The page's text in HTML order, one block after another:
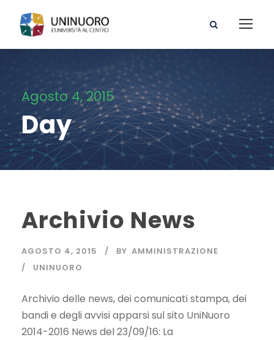
Agosto 4, 2015
Day
Archivio News
AGOSTO 4, 2015 BY AMMINISTRAZIONE
UNINUORO
Archivio delle news, dei comunicati stampa, dei
bandi e degli avvisi apparsi sul sito UniNuoro
2014-2016 News del 23/09/16: La